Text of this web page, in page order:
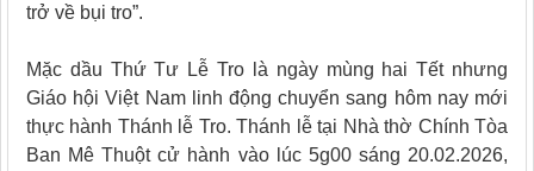
trở về bụi tro”.
Mặc dầu Thứ Tư Lễ Tro là ngày mùng hai Tết nhưng
Giáo hội Việt Nam linh động chuyển sang hôm nay mới
thực hành Thánh lễ Tro. Thánh lễ tại Nhà thờ Chính Tòa
Ban Mê Thuột cử hành vào lúc 5g00 sáng 20.02.2026,